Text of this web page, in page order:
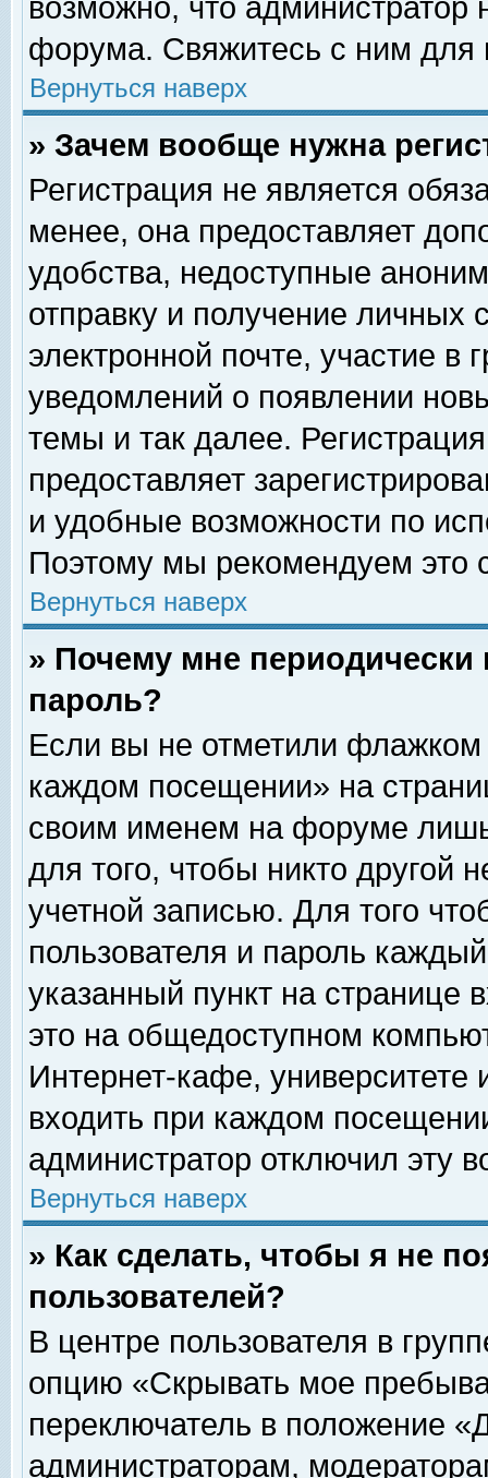
возможно, что
форума. Свяжитесь с ним для
Вернуться наверх
» Зачем вообще нужна
Регистрация не является
менее, она предоставляет
удобства, недоступные
отправку и получение личных
электронной почте, участие в
уведомлений о появлении
темы и так далее.
предоставляет
и удобные возможности по
Поэтому мы рекомендуем это
Вернуться наверх
» Почему мне
пароль?
Если вы не отметили флажком
каждом посещении» на
своим именем на форуме
для того, чтобы никто другой
учетной записью. Для того
пользователя и пароль
указанный пункт на
это на общедоступном
Интернет-кафе, университете
входить при каждом
администратор отключил эту
Вернуться наверх
» Как сделать, чтобы я не
пользователей?
В центре пользователя в
опцию «Скрывать мое
переключатель в положение
администраторам,